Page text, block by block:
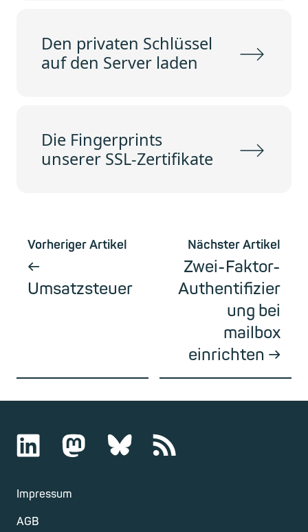
Den privaten Schlüssel
auf den Server laden
Die Fingerprints
unserer SSL-Zertifikate
Vorheriger Artikel
Umsatzsteuer
Nächster Artikel
Zwei-Faktor-
Authentifizier
ung bei
mailbox
einrichten
Impressum
AGB